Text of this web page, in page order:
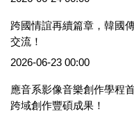
跨國情誼再續篇章，韓國
交流！
2026-06-23 00:00
應音系影像音樂創作學程
跨域創作豐碩成果！